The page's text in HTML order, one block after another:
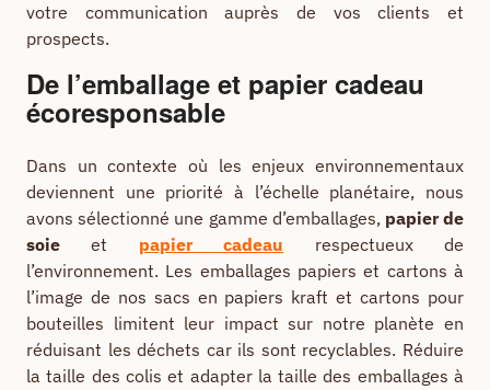
votre communication auprès de vos clients et
prospects.
De l’emballage et papier cadeau
écoresponsable
Dans un contexte où les enjeux environnementaux
deviennent une priorité à l’échelle planétaire, nous
avons sélectionné une gamme d’emballages, papier de
soie et papier cadeau
respectueux de
l’environnement. Les emballages papiers et cartons à
l’image de nos sacs en papiers kraft et cartons pour
bouteilles limitent leur impact sur notre planète en
réduisant les déchets car ils sont recyclables. Réduire
la taille des colis et adapter la taille des emballages à